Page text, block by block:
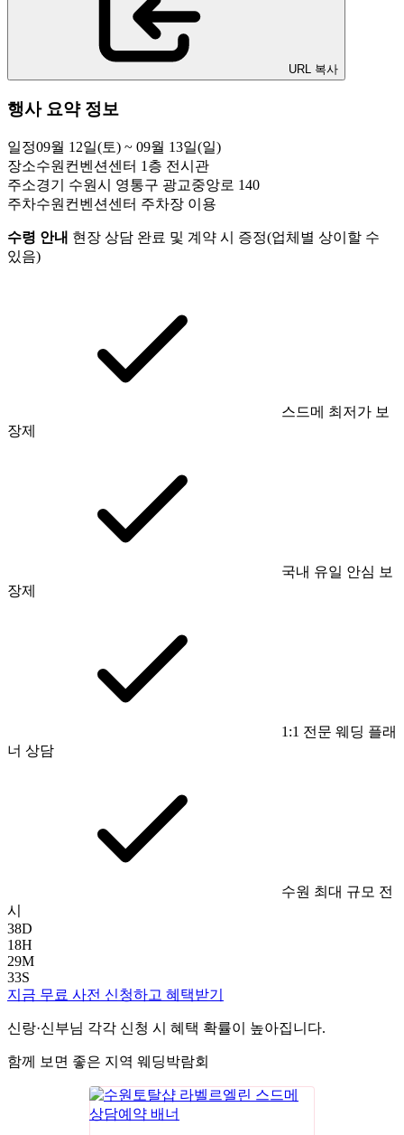
URL 복사
행사 요약 정보
일정09월 12일(토) ~ 09월 13일(일)
장소수원컨벤션센터 1층 전시관
주소경기 수원시 영통구 광교중앙로 140
주차수원컨벤션센터 주차장 이용
수령 안내 현장 상담 완료 및 계약 시 증정(업체별 상이할 수
있음)
스드메 최저가 보
장제
국내 유일 안심 보
장제
1:1 전문 웨딩 플래
너 상담
수원 최대 규모 전
시
38D
18H
29M
32S
지금 무료 사전 신청하고 혜택받기
신랑·신부님 각각 신청 시 혜택 확률이 높아집니다.
함께 보면 좋은 지역 웨딩박람회